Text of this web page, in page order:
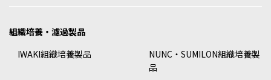
組織培養・濾過製品
IWAKI組織培養製品
NUNC・SUMILON組織培養製
品